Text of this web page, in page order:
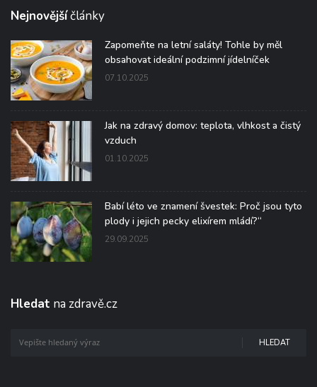
Nejnovějšíčlánky
Zapomeňte na letní saláty! Tohle by měl
obsahovat ideální podzimní jídelníček
07.10.2025
Jak na zdravý domov: teplota, vlhkost a čistý
vzduch
01.10.2025
Babí léto ve znamení švestek: Proč jsou tyto
plody i jejich pecky elixírem mládí?“
29.09.2025
Hledat na zdravě.cz
HLEDAT